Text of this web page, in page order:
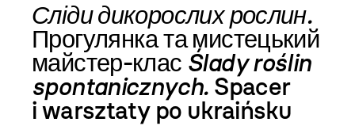
Сліди дикорослих рослин.
Прогулянка та мистецький
майстер-клас Ślady roślin
spontanicznych. Spacer
i warsztaty po ukraińsku